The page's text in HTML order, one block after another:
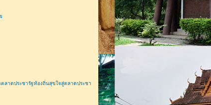
ลาดประชารัฐท้องถิ่นสุขใจสู่ตลาดประชา